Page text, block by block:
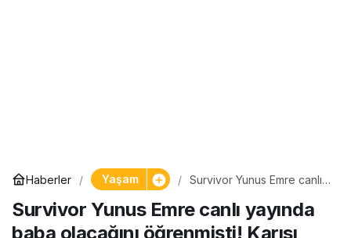
Haberler Yaşam
Survivor Yunus Emre canlı
öğrenmişti! Karısı Beria
Özden’den üzen haber
geldi
Survivor Yunus Emre canlı yayında
baba olacağını öğrenmişti! Karısı